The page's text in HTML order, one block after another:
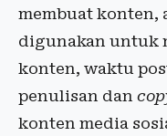
membuat konten,
digunakan untuk
konten, waktu
penulisan dan
konten media